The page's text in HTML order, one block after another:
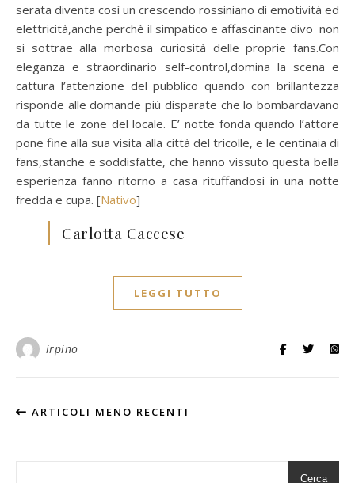
serata diventa così un crescendo rossiniano di emotività ed
elettricità,anche perchè il simpatico e affascinante divo non
si sottrae alla morbosa curiosità delle proprie fans.Con
eleganza e straordinario self-control,domina la scena e
cattura l’attenzione del pubblico quando con brillantezza
risponde alle domande più disparate che lo bombardavano
da tutte le zone del locale. E’ notte fonda quando l’attore
pone fine alla sua visita alla città del tricolle, e le centinaia di
fans,stanche e soddisfatte, che hanno vissuto questa bella
esperienza fanno ritorno a casa rituffandosi in una notte
fredda e cupa. [Nativo]
Carlotta Caccese
LEGGI TUTTO
irpino
ARTICOLI MENO RECENTI
Cerca